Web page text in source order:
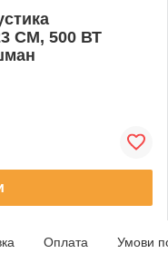
СМ, 500 ВТ
Оплата Умови